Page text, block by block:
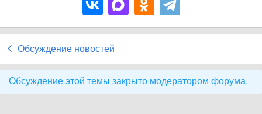
Обсуждение новостей
Обсуждение этой темы закрыто модератором форума.